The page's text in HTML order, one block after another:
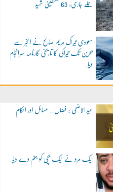
حملے جاری، 63 فلسطینی شہید
سعودی تیراک مریم صالح نے الخبر سے
بحرین تک تیراکی کا تاریخی کارنامہ سرانجام
دیا۔
عید الاضحی : فضال ۔ مسائل اور احکام
ایک مرد نے ایک بچی کو جنم دے دیا